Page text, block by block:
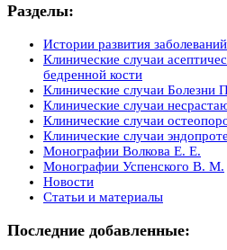
Разделы:
Истории развития
Клинические случаи
бедренной кости
Клинические случаи Болезни
Клинические случаи
Клинические случаи
Клинические случаи
Монографии Волкова Е. Е.
Монографии Успенского В. М.
Новости
Статьи и материалы
Последние добавленные: